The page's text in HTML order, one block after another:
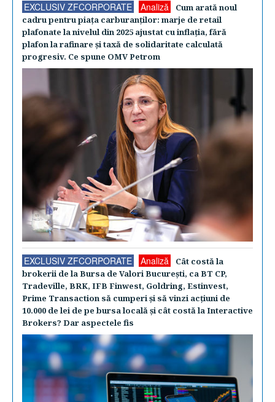
EXCLUSIV ZFCORPORATE Analiză
Cum arată noul
cadru pentru piaţa carburanţilor: marje de retail
plafonate la nivelul din 2025 ajustat cu inflaţia, fără
plafon la rafinare şi taxă de solidaritate calculată
progresiv. Ce spune OMV Petrom
EXCLUSIV ZFCORPORATE Analiză
Cât costă la
brokerii de la Bursa de Valori Bucureşti, ca BT CP,
Tradeville, BRK, IFB Finwest, Goldring, Estinvest,
Prime Transaction să cumperi şi să vinzi acţiuni de
10.000 de lei de pe bursa locală şi cât costă la Interactive
Brokers? Dar aspectele fis